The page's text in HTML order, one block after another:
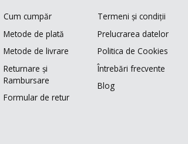
Cum cumpăr
Metode de plată
Metode de livrare
Returnare și
Rambursare
Formular de retur
Termeni și condiții
Prelucrarea datelor
Politica de Cookies
Întrebări frecvente
Blog